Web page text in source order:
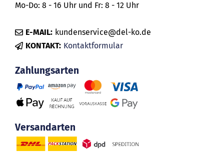
Mo-Do: 8 - 16 Uhr und Fr: 8 - 12 Uhr
E-MAIL: kundenservice@del-ko.de
KONTAKT: Kontaktformular
Zahlungsarten
Versandarten